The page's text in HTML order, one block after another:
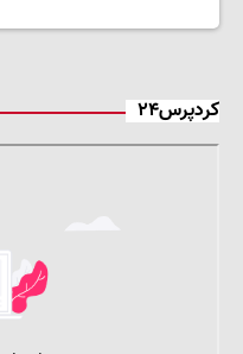
کردپرس۲۴